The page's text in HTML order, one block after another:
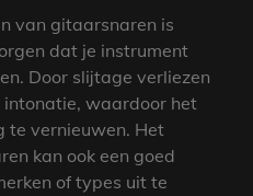
van gitaarsnaren is
dat je instrument
Door slijtage verliezen
intonatie, waardoor het
te vernieuwen. Het
kan ook een goed
of types uit te